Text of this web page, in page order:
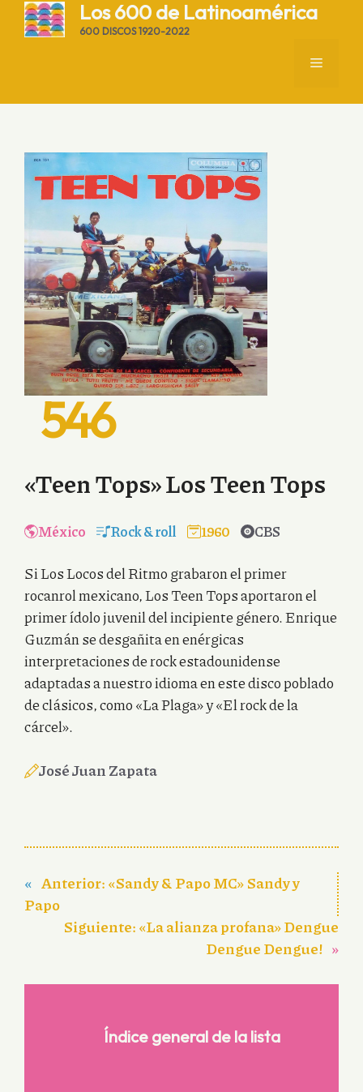
Saltar
Los 600 de Latinoamérica
600 DISCOS 1920-2022
MENÚ
546
«Teen Tops» Los Teen Tops
México Rock & roll 1960 CBS
Si Los Locos del Ritmo grabaron el primer
rocanrol mexicano, Los Teen Tops aportaron el
primer ídolo juvenil del incipiente género. Enrique
Guzmán se desgañita en enérgicas
interpretaciones de rock estadounidense
adaptadas a nuestro idioma en este disco poblado
de clásicos, como «La Plaga» y «El rock de la
cárcel».
José Juan Zapata
« Anterior:«Sandy & Papo MC» Sandy y
Papo
Siguiente:«La alianza profana» Dengue
Dengue Dengue! »
Índice general de la lista